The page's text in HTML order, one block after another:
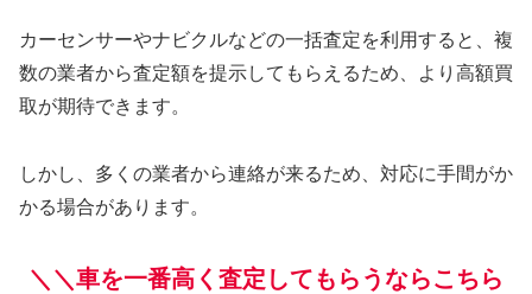
カーセンサーやナビクルなどの一括査定を利用すると、複
数の業者から査定額を提示してもらえるため、より高額買
取が期待できます。
しかし、多くの業者から連絡が来るため、対応に手間がか
かる場合があります。
＼＼車を一番高く査定してもらうならこちら